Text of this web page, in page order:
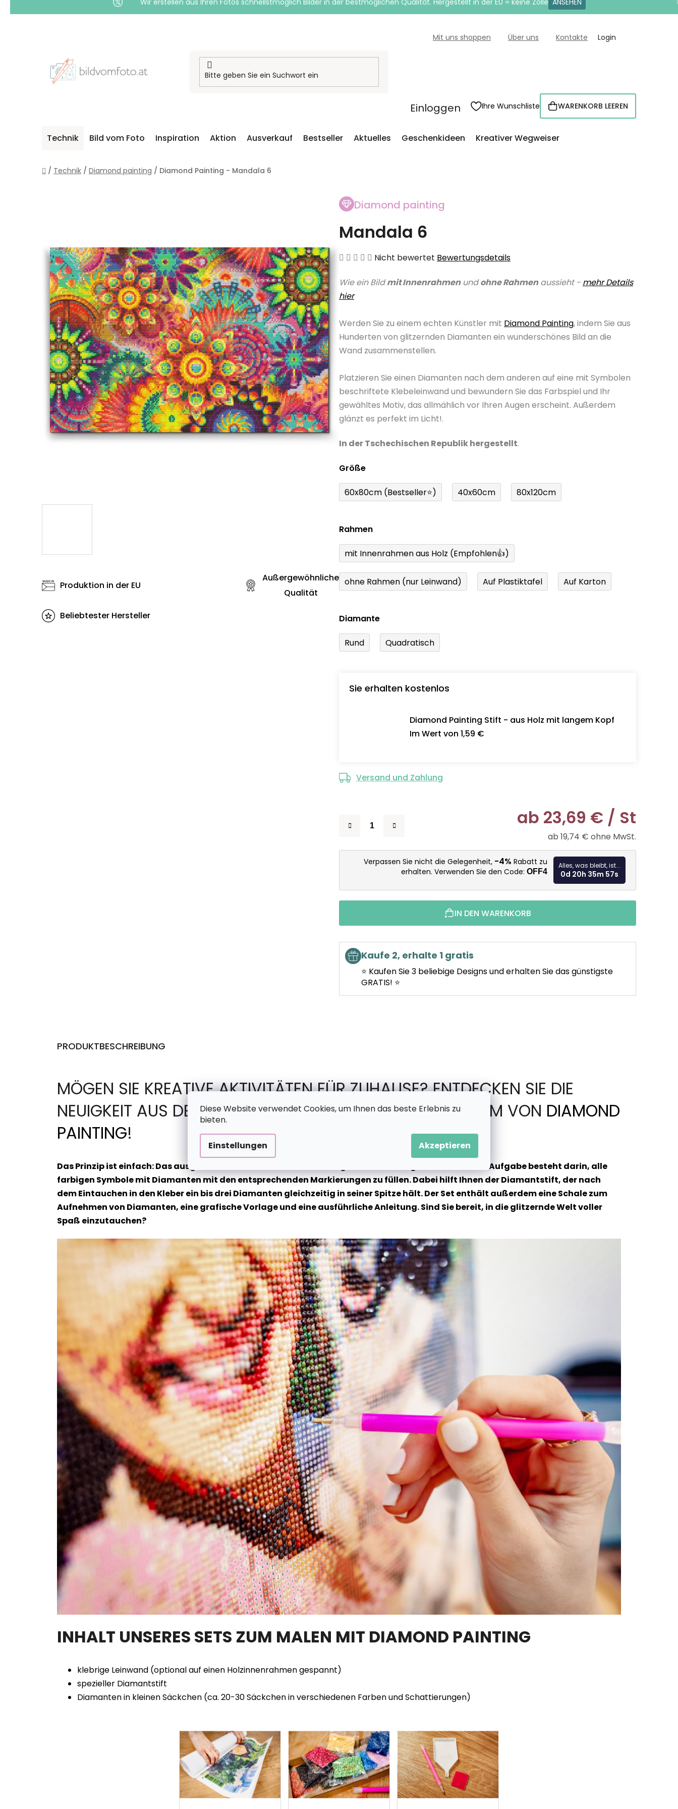
Diese Website verwendet Cookies, um Ihnen das beste Erlebnis zu
bieten.
Einstellungen Akzeptieren
Wir erstellen aus Ihren Fotos schnellstmöglich Bilder in der bestmöglichen Qualität. Hergestellt in der EU = keine Zölle ANSEHEN
Mit uns shoppen Über uns Kontakte Login
Einloggen Ihre Wunschliste WARENKORB
WARENKORB LEEREN
Technik Bild vom Foto Inspiration Aktion Ausverkauf Bestseller Aktuelles Geschenkideen Kreativer Wegweiser
Startseite
/ Technik / Diamond painting / Diamond Painting - Mandala 6
Diamond painting
Mandala 6
Die
Produktbewertung
von
5
Sternen.
Nicht bewertet Bewertungsdetails
Wie ein Bildmit Innenrahmenundohne Rahmenaussieht - mehr Details
hier
Werden Sie zu einem echten Künstler mit Diamond Painting, indem Sie aus
Hunderten von glitzernden Diamanten ein wunderschönes Bild an die
Wand zusammenstellen.
Platzieren Sie einen Diamanten nach dem anderen auf eine mit Symbolen
beschriftete Klebeleinwand und bewundern Sie das Farbspiel und Ihr
gewähltes Motiv, das allmählich vor Ihren Augen erscheint. Außerdem
glänzt es perfekt im Licht!.
In der Tschechischen Republik hergestellt.
Größe
60x80cm (Bestseller⭐) 40x60cm 80x120cm
Rahmen
mit Innenrahmen aus Holz (Empfohlen👍)
ohne Rahmen (nur Leinwand) Auf Plastiktafel Auf Karton
Diamante
Rund Quadratisch
Sie erhalten kostenlos
Diamond Painting Stift - aus Holz mit langem Kopf
Im Wert von 1,59 €
Versand und Zahlung
ab 23,69 € / St
ab 19,74 € ohne MwSt.
Verpassen Sie nicht die Gelegenheit, -4% Rabatt zu
erhalten. Verwenden Sie den Code: OFF4
Alles, was bleibt, ist...
0d 20h 35m 55s
IN DEN WARENKORB
Kaufe 2, erhalte 1 gratis
⭐ Kaufen Sie 3 beliebige Designs und erhalten Sie das günstigste
GRATIS! ⭐
Produktion in der EU
Außergewöhnliche
Qualität
Beliebtester Hersteller
PRODUKTBESCHREIBUNG
MÖGEN SIE KREATIVE AKTIVITÄTEN FÜR ZUHAUSE? ENTDECKEN SIE DIE
NEUIGKEIT AUS DER TSCHECHISCHEN PRODUKTION IN FORM VON DIAMOND
PAINTING!
Das Prinzip ist einfach: Das ausgewählte Motiv wird auf eine klebrige Leinwand vorgedruckt und Ihre Aufgabe besteht darin, alle
farbigen Symbole mit Diamanten mit den entsprechenden Markierungen zu füllen. Dabei hilft Ihnen der Diamantstift, der nach
dem Eintauchen in den Kleber ein bis drei Diamanten gleichzeitig in seiner Spitze hält. Der Set enthält außerdem eine Schale zum
Aufnehmen von Diamanten, eine grafische Vorlage und eine ausführliche Anleitung. Sind Sie bereit, in die glitzernde Welt voller
Spaß einzutauchen?
INHALT UNSERES SETS ZUM MALEN MIT DIAMOND PAINTING
klebrige Leinwand (optional auf einen Holzinnenrahmen gespannt)
spezieller Diamantstift
Diamanten in kleinen Säckchen (ca. 20-30 Säckchen in verschiedenen Farben und Schattierungen)